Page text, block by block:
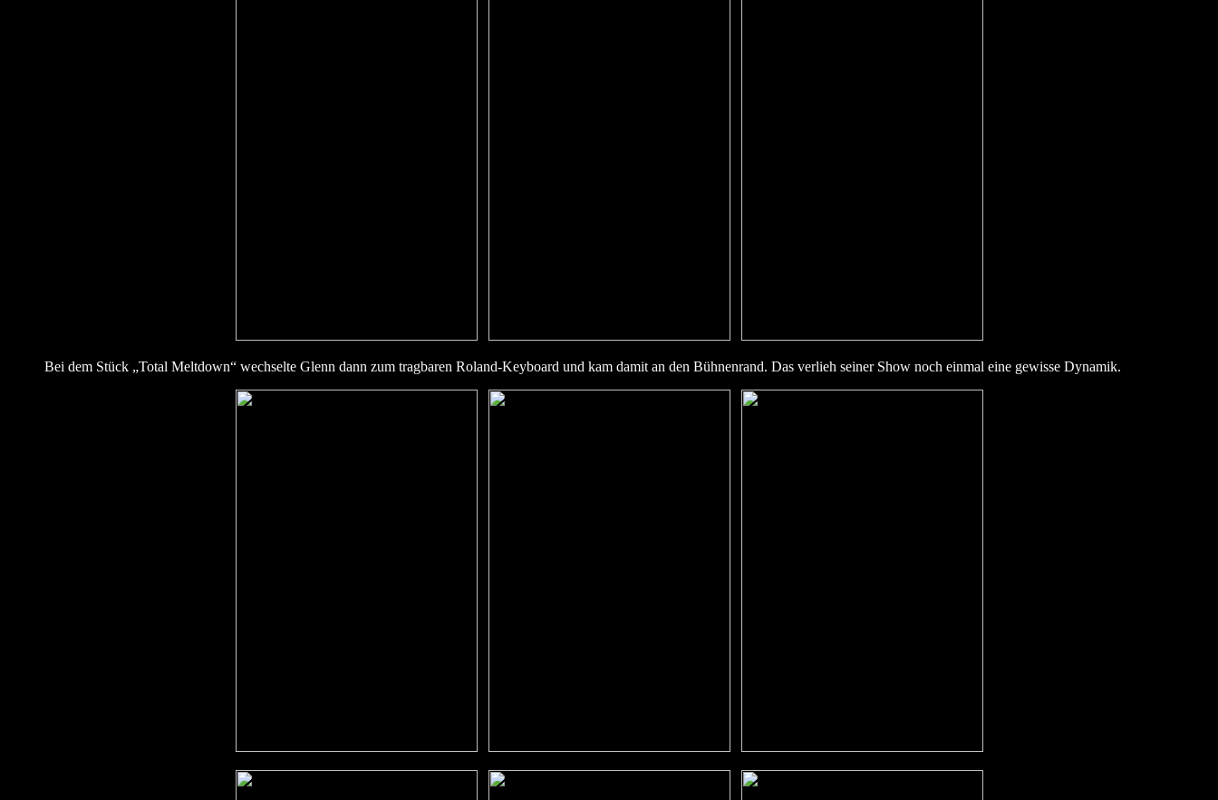
Bei dem Stück „Total Meltdown“ wechselte Glenn dann zum tragbaren Roland-Keyboard und kam damit an den Bühnenrand. Das verlieh seiner Show noch einmal eine gewisse Dynamik.